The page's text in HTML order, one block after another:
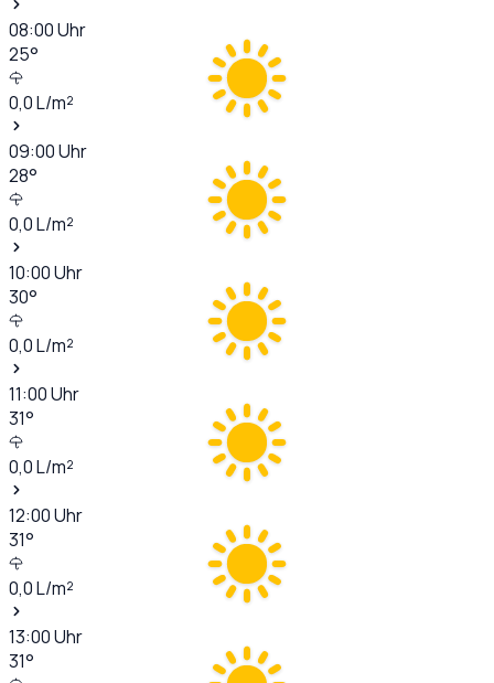
08:00Uhr
25°
0,0L/m²
09:00Uhr
28°
0,0L/m²
10:00Uhr
30°
0,0L/m²
11:00Uhr
31°
0,0L/m²
12:00Uhr
31°
0,0L/m²
13:00Uhr
31°